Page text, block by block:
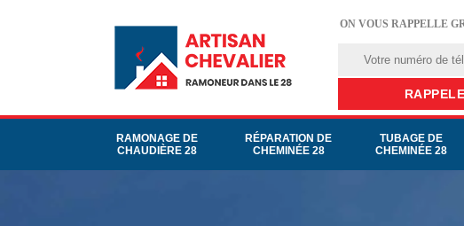
ON VOUS RAPPELLE
RAMONAGE DE
CHAUDIÈRE 28
RÉPARATION DE
CHEMINÉE 28
TUBAGE DE
CHEMINÉE 28